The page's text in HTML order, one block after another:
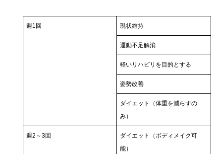
週1回 現状維持
運動不足解消
軽いリハビリを目的とする
姿勢改善
ダイエット（体重を減らすの
み）
週2～3回
ダイエット（ボディメイク可
能）